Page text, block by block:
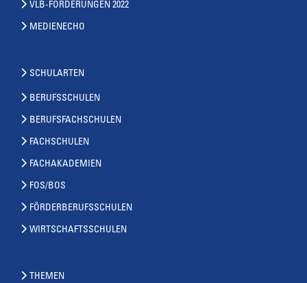
VLB-FORDERUNGEN 2022
MEDIENECHO
SCHULARTEN
BERUFSSCHULEN
BERUFSFACHSCHULEN
FACHSCHULEN
FACHAKADEMIEN
FOS/BOS
FÖRDERBERUFSSCHULEN
WIRTSCHAFTSSCHULEN
THEMEN